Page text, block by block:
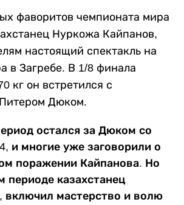
фаворитов чемпионата мира
Нуркожа Кайпанов,
настоящий спектакль на
в Загребе. В 1/8 финала
кг он встретился с
Дюком.
остался за Дюком со
и многие уже заговорили о
поражении Кайпанова. Но
периоде казахстанец
включил мастерство и волю